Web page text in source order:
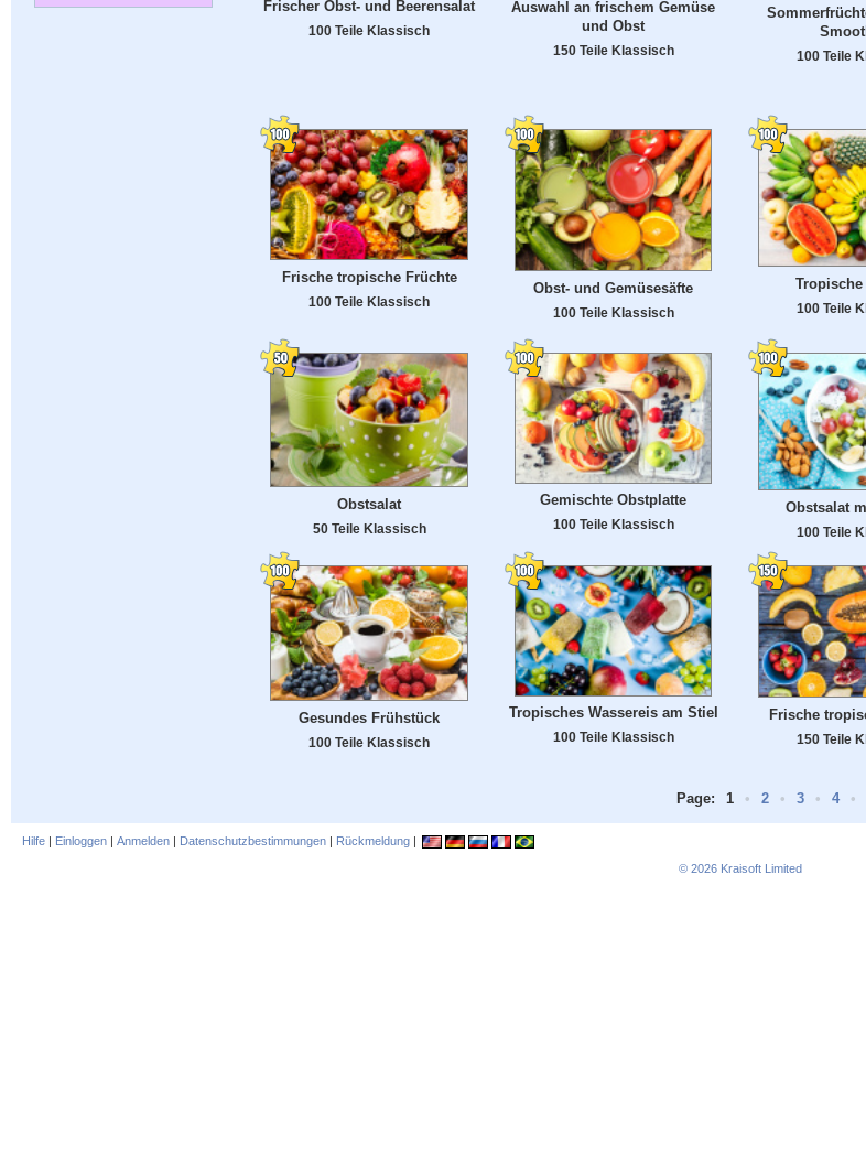
Frischer Obst- und Beerensalat
100 Teile Klassisch
Auswahl an frischem Gemüse
und Obst
150 Teile Klassisch 100 Teile
Frische tropische Früchte
100 Teile Klassisch
Obst- und Gemüsesäfte
100 Teile Klassisch 100 Teile
Obstsalat
50 Teile Klassisch
Gemischte Obstplatte
100 Teile Klassisch
Obstsalat
100 Teile
Gesundes Frühstück
100 Teile Klassisch
Tropisches Wassereis am Stiel
100 Teile Klassisch
Frische
150 Teile
Page: 1 • 2 • 3 • 4 •
Hilfe | Einloggen | Anmelden | Datenschutzbestimmungen | Rückmeldung |
© 2026 Kraisoft Limited